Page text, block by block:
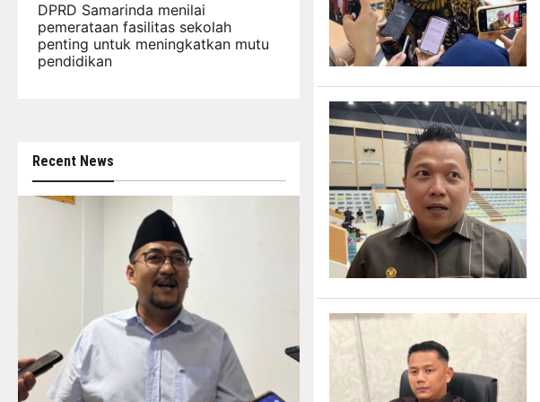
DPRD Samarinda menilai
pemerataan fasilitas sekolah
penting untuk meningkatkan mutu
pendidikan
Recent News